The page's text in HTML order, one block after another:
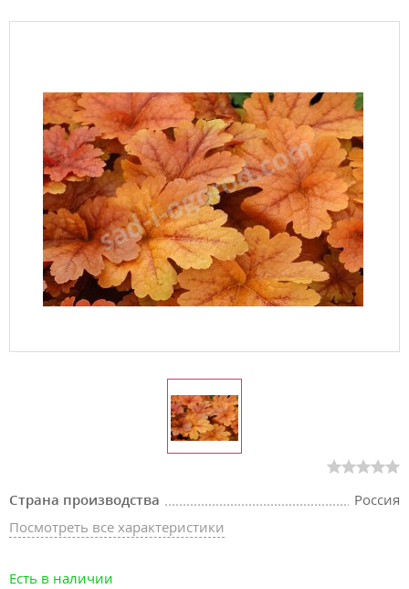
Страна производства
Россия
Посмотреть все характеристики
Есть в наличии